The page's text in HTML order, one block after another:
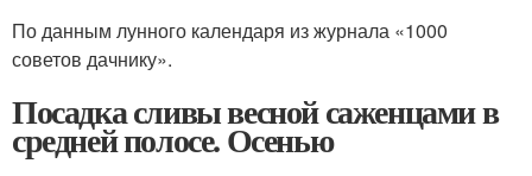
По данным лунного календаря из журнала «1000
советов дачнику».
Посадка сливы весной саженцами в
средней полосе. Осенью